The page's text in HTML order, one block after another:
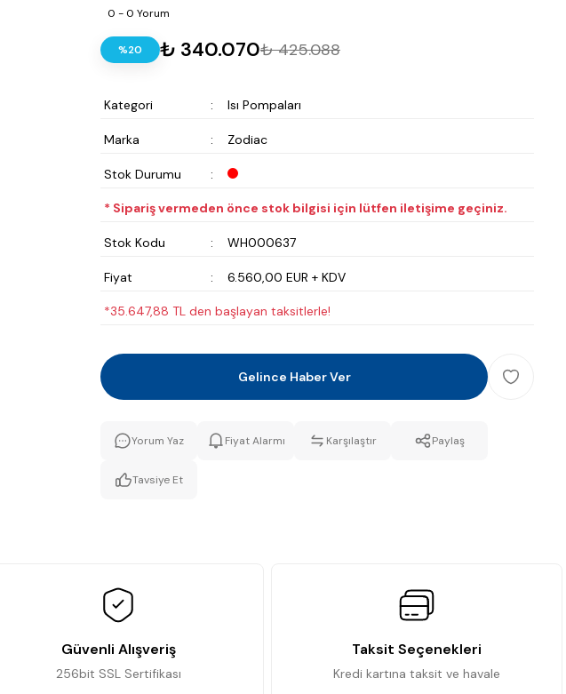
0 - 0 Yorum
%20 ₺ 340.070₺ 425.088
Kategori Isı Pompaları
Marka Zodiac
Stok Durumu
* Sipariş vermeden önce stok bilgisi için lütfen iletişime geçiniz.
Stok Kodu WH000637
Fiyat 6.560,00 EUR + KDV
*35.647,88 TL den başlayan taksitlerle!
Gelince Haber Ver
Yorum Yaz Fiyat Alarmı Karşılaştır Paylaş
Tavsiye Et
Güvenli Alışveriş
256bit SSL Sertifikası
Taksit Seçenekleri
Kredi kartına taksit ve havale